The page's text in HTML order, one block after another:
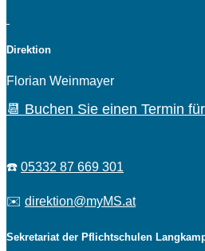
Direktion
Florian Weinmayer
📆 Buchen Sie einen Termin
☎️ 05332 87 669 301
✉️ direktion@myMS.at
Sekretariat der Pflichtschulen